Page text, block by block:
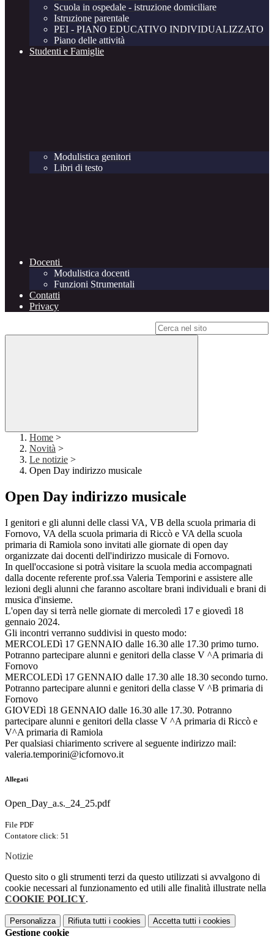
Scuola in ospedale - istruzione domiciliare
Istruzione parentale
PEI - PIANO EDUCATIVO INDIVIDUALIZZATO
Piano delle attività
Studenti e Famiglie
Modulistica genitori
Libri di testo
Docenti
Modulistica docenti
Funzioni Strumentali
Contatti
Privacy
Home >
Novità >
Le notizie >
Open Day indirizzo musicale
Open Day indirizzo musicale
I genitori e gli alunni delle classi VA, VB della scuola primaria di
Fornovo, VA della scuola primaria di Riccò e VA della scuola
primaria di Ramiola sono invitati alle giornate di open day
organizzate dai docenti dell'indirizzo musicale di Fornovo.
In quell'occasione si potrà visitare la scuola media accompagnati
dalla docente referente prof.ssa Valeria Temporini e assistere alle
lezioni degli alunni che faranno ascoltare brani individuali e brani di
musica d'insieme.
L'open day si terrà nelle giornate di mercoledì 17 e giovedì 18
gennaio 2024.
Gli incontri verranno suddivisi in questo modo:
MERCOLEDì 17 GENNAIO dalle 16.30 alle 17.30 primo turno.
Potranno partecipare alunni e genitori della classe V ^A primaria di
Fornovo
MERCOLEDì 17 GENNAIO dalle 17.30 alle 18.30 secondo turno.
Potranno partecipare alunni e genitori della classe V ^B primaria di
Fornovo
GIOVEDì 18 GENNAIO dalle 16.30 alle 17.30. Potranno
partecipare alunni e genitori della classe V ^A primaria di Riccò e
V^A primaria di Ramiola
Per qualsiasi chiarimento scrivere al seguente indirizzo mail:
valeria.temporini@icfornovo.it
Allegati
Open_Day_a.s._24_25.pdf
File PDF
Contatore click: 51
Notizie
Questo sito o gli strumenti terzi da questo utilizzati si avvalgono di
cookie necessari al funzionamento ed utili alle finalità illustrate nella
COOKIE POLICY.
Personalizza Rifiuta tutti i cookies Accetta tutti i cookies
Gestione cookie